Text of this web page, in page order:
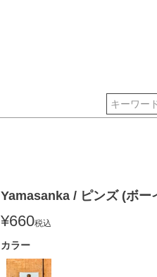
Yamasanka / ピンズ (ボー
¥660税込
カラー